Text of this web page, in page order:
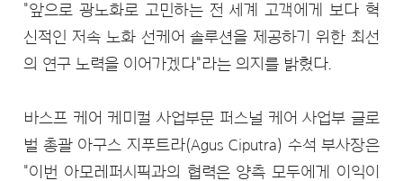
"앞으로 광노화로 고민하는 전 세계 고객에게 보다 혁
신적인 저속 노화 선케어 솔루션을 제공하기 위한 최선
의 연구 노력을 이어가겠다"라는 의지를 밝혔다.
바스프 케어 케미컬 사업부문 퍼스널 케어 사업부 글로
벌 총괄 아구스 지푸트라(Agus Ciputra) 수석 부사장은
"이번 아모레퍼시픽과의 협력은 양측 모두에게 이익이